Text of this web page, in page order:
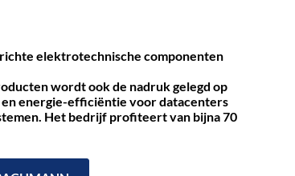
elektrotechnische componenten
wordt ook de nadruk gelegd op
energie-efficiëntie voor datacenters
Het bedrijf profiteert van bijna 70